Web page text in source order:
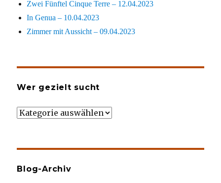
Zwei Fünftel Cinque Terre – 12.04.2023
In Genua – 10.04.2023
Zimmer mit Aussicht – 09.04.2023
Wer gezielt sucht
Wer
Blog-Archiv